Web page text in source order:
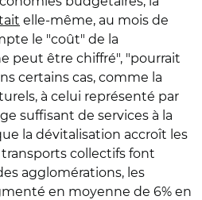
elle-même, au mois de
le "coût" de la
peut être chiffré", "pourrait
certains cas, comme la
à celui représenté par
suffisant de services à la
la dévitalisation accroît les
collectifs font
agglomérations, les
en moyenne de 6% en